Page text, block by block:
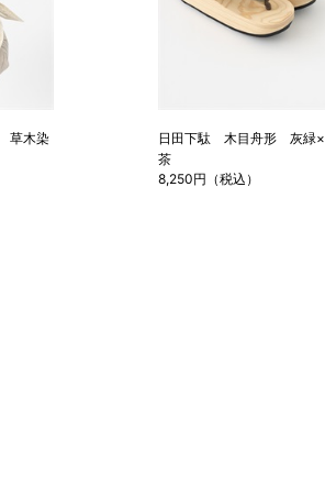
草木染
日田下駄 木目舟形 灰緑×
茶
8,250円（税込）